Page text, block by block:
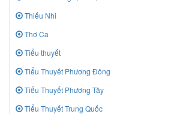
Thiếu Nhi
Thơ Ca
Tiểu thuyết
Tiểu Thuyết Phương Đông
Tiểu Thuyết Phương Tây
Tiểu Thuyết Trung Quốc